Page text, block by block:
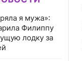
я мужа»:
Филиппу
лодку за